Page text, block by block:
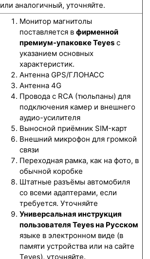
или аналогичный, уточняйте.
Монитор магнитолы
поставляется в фирменной
премиум-упаковке Teyes с
указанием основных
характеристик.
Антенна GPS/ГЛОНАСС
Антенна 4G
Провода с RCA (тюльпаны) для
подключения камер и внешнего
аудио-усилителя
Выносной приёмник SIM-карт
Внешний микрофон для громкой
связи
Переходная рамка, как на фото, в
обычной коробке
Штатные разъёмы автомобиля
со всеми адаптерами, если
требуется. Уточняйте
Универсальная инструкция
пользователя Teyes на Русском
языке в электронном виде (в
памяти устройства или на сайте
Teyes), уточняйте.